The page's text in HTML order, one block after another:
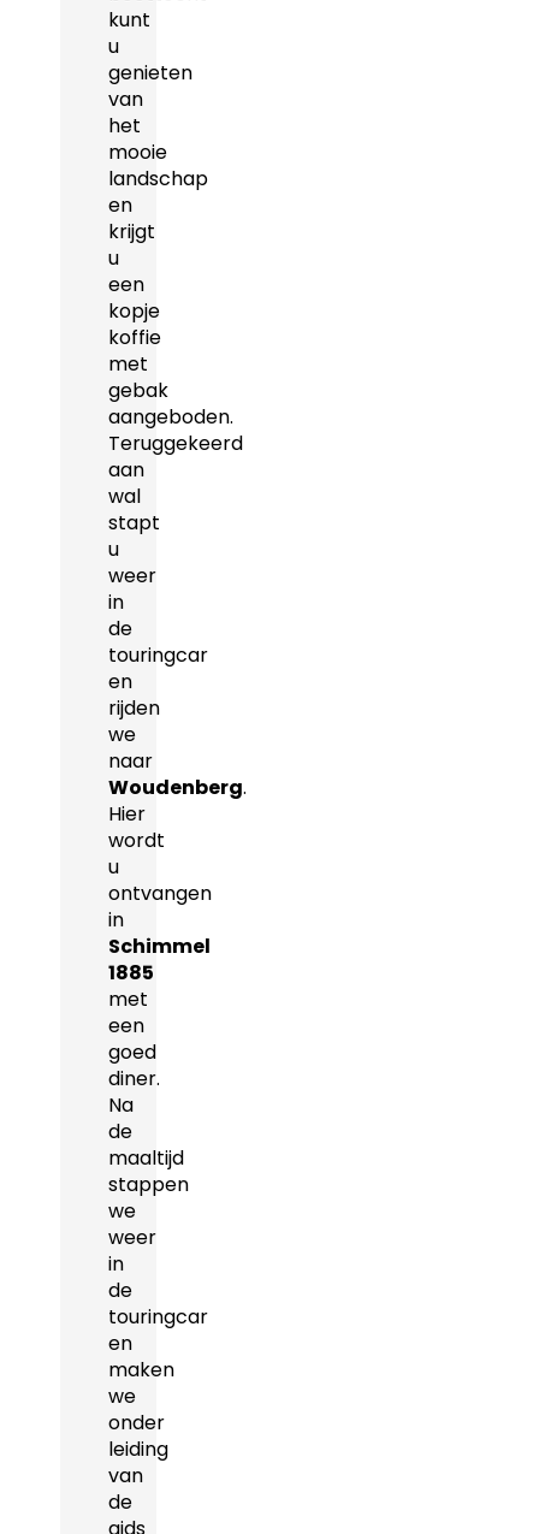
kunt
u
genieten
van
het
mooie
landschap
en
krijgt
u
een
kopje
koffie
met
gebak
aangeboden.
Teruggekeerd
aan
wal
stapt
u
weer
in
de
touringcar
en
rijden
we
naar
Woudenberg.
Hier
wordt
u
ontvangen
in
Schimmel
1885
met
een
goed
diner.
Na
de
maaltijd
stappen
we
weer
in
de
touringcar
en
maken
we
onder
leiding
van
de
gids